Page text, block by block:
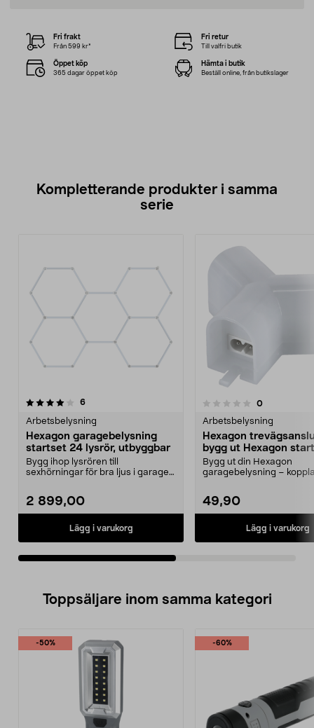
Fri frakt
Från 599 kr*
Fri retur
Till valfri butik
Öppet köp
365 dagar öppet köp
Hämta i butik
Beställ online, från butikslager
Kompletterande produkter i samma
serie
6recensioner
Arbetsbelysning
Hexagon garagebelysning
startset 24 lysrör, utbyggbar
Bygg ihop lysrören till
sexhörningar för bra ljus i garage,
2 899,00
Lägg i varukorg
0.0 av 5 stjärnor 0recensioner
Arbetsbelysning
Hexagon
bygg ut Hexagon
Bygg ut din Hexagon
garagebelysning –
49,90
Lägg i varukorg
0.0av 5 stjärnor
Toppsäljare inom samma kategori
-50% -60%